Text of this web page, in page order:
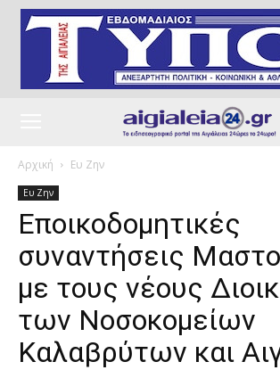
Αρχική Ευ Ζην
Ευ Ζην
Εποικοδομητικές
συναντήσεις
με τους νέους
των Νοσοκομείων
Καλαβρύτων και